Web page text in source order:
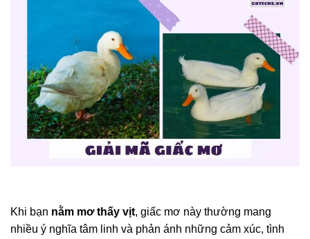
Khi bạn nằm mơ thấy vịt, giấc mơ này thường mang
nhiều ý nghĩa tâm linh và phản ánh những cảm xúc, tình